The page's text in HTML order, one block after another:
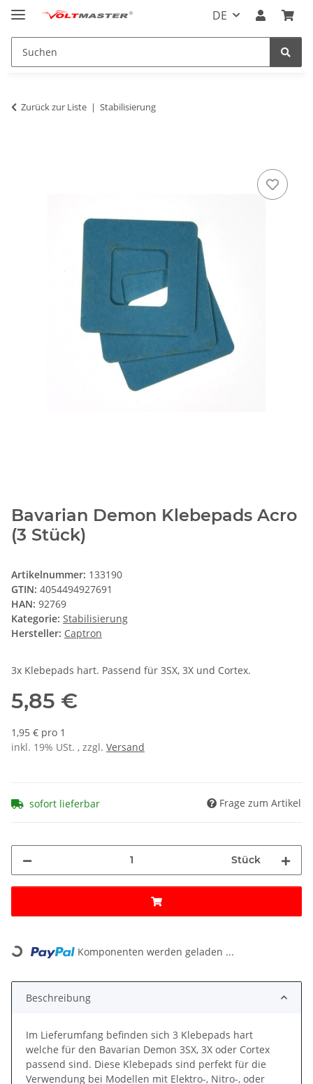
DE
Zurück zur Liste Stabilisierung
Bavarian Demon Klebepads Acro
(3 Stück)
Artikelnummer: 133190
GTIN: 4054494927691
HAN: 92769
Kategorie: Stabilisierung
Hersteller: Captron
3x Klebepads hart. Passend für 3SX, 3X und Cortex.
5,85 €
1,95 € pro 1
inkl. 19% USt. , zzgl. Versand
sofort lieferbar Frage zum Artikel
Stück
Loading... Komponenten werden geladen ...
Beschreibung
Im Lieferumfang befinden sich 3 Klebepads hart
welche für den Bavarian Demon 3SX, 3X oder Cortex
passend sind. Diese Klebepads sind perfekt für die
Verwendung bei Modellen mit Elektro-, Nitro-, oder